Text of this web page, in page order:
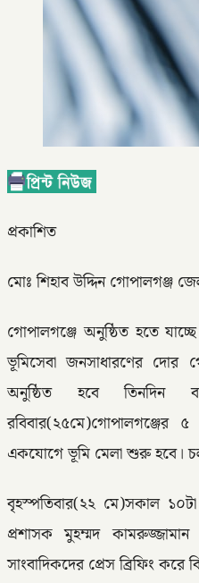
প্রকাশিত
মোঃ শিহাব উদ্দিন গোপালগঞ্জ
গোপালগঞ্জে অনুষ্ঠিত হতে
ভূমিসেবা জনসাধারণের দোর
অনুষ্ঠিত হবে তিনদিন
একযোগে ভূমি মেলা শুরু হবে।
বৃহস্পতিবার(২২ মে)সকাল
প্রশাসক মুহম্মদ
সাংবাদিকদের প্রেস ব্রিফিং করে